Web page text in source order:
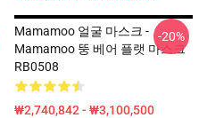
Mamamoo 얼굴 마스크 -
Mamamoo 뚱 베어 플랫 마스크
RB0508
₩2,740,842 - ₩3,100,500
-20%